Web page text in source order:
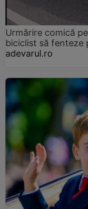
Urmărire comică
biciclist să fenteze
adevarul.ro